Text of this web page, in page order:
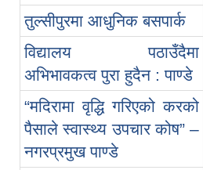
तुल्सीपुरमा आधुनिक बसपार्क
विद्यालय पठाउँदैमा
अभिभावकत्व पुरा हुदैन : पाण्डे
“मदिरामा वृद्धि गरिएको करको
पैसाले स्वास्थ्य उपचार कोष” –
नगरप्रमुख पाण्डे